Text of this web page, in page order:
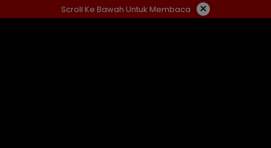
ke
Scroll Ke Bawah Untuk Membaca ×